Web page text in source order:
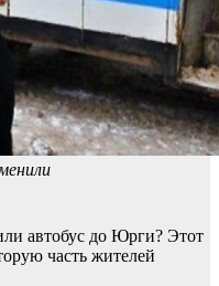
автобус до Юрги? Этот
часть жителей